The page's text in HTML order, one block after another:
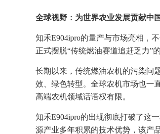
全球视野：为世界农业发展贡献中
知禾E904ipro的量产与市场亮相，
正式摆脱“传统燃油赛道追赶乏力”
长期以来，传统燃油农机的污染问
效、绿色转型。全球农机市场也一
高端农机领域话语权有限。
知禾E904ipro的出现彻底打破了这
源产业多年积累的技术优势，该产